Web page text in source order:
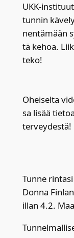
UKK-
tun­nin
nen­tä­mään
tä kehoa.
te­ko!
Ohei­sel­ta
sa lisää
ter­vey­des­tä!
Tun­ne
Don­na
illan 4.2.